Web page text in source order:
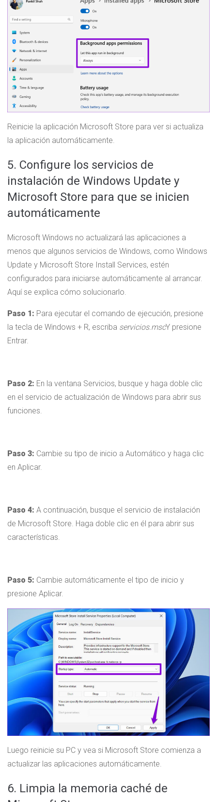
Reinicie la aplicación Microsoft Store para ver si actualiza
la aplicación automáticamente.
5. Configure los servicios de
instalación de Windows Update y
Microsoft Store para que se inicien
automáticamente
Microsoft Windows no actualizará las aplicaciones a
menos que algunos servicios de Windows, como Windows
Update y Microsoft Store Install Services, estén
configurados para iniciarse automáticamente al arrancar.
Aquí se explica cómo solucionarlo.
Paso 1: Para ejecutar el comando de ejecución, presione
la tecla de Windows + R, escriba servicios.mscY presione
Entrar.
Paso 2: En la ventana Servicios, busque y haga doble clic
en el servicio de actualización de Windows para abrir sus
funciones.
Paso 3: Cambie su tipo de inicio a Automático y haga clic
en Aplicar.
Paso 4: A continuación, busque el servicio de instalación
de Microsoft Store. Haga doble clic en él para abrir sus
características.
Paso 5: Cambie automáticamente el tipo de inicio y
presione Aplicar.
Luego reinicie su PC y vea si Microsoft Store comienza a
actualizar las aplicaciones automáticamente.
6. Limpia la memoria caché de